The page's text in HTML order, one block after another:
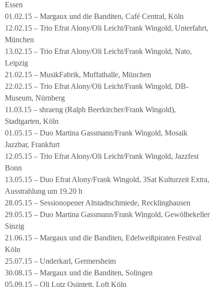
Essen
01.02.15 – Margaux und die Banditen, Café Central, Köln
12.02.15 – Trio Efrat Alony/Oli Leicht/Frank Wingold, Unterfahrt,
München
13.02.15 – Trio Efrat Alony/Oli Leicht/Frank Wingold, Nato,
Leipzig
21.02.15 – MusikFabrik, Muffathalle, München
22.02.15 – Trio Efrat Alony/Oli Leicht/Frank Wingold, DB-
Museum, Nürnberg
11.03.15 – shraeng (Ralph Beerkircher/Frank Wingold),
Stadtgarten, Köln
01.05.15 – Duo Martina Gassmann/Frank Wingold, Mosaik
Jazzbar, Frankfurt
12.05.15 – Trio Efrat Alony/Oli Leicht/Frank Wingold, Jazzfest
Bonn
13.05.15 – Duo Efrat Alony/Frank Wingold, 3Sat Kulturzeit Extra,
Ausstrahlung um 19.20 h
28.05.15 – Sessionopener Altstadtschmiede, Recklinghausen
29.05.15 – Duo Martina Gassmann/Frank Wingold, Gewölbekeller
Sinzig
21.06.15 – Margaux und die Banditen, Edelweißpiraten Festival
Köln
25.07.15 – Underkarl, Germersheim
30.08.15 – Margaux und die Banditen, Solingen
05.09.15 – Oli Lutz Quintett, Loft Köln